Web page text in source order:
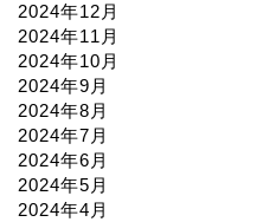
2024年12月
2024年11月
2024年10月
2024年9月
2024年8月
2024年7月
2024年6月
2024年5月
2024年4月